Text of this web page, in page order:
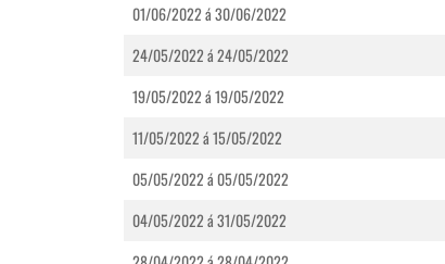
01/06/2022 á 30/06/2022
24/05/2022 á 24/05/2022
19/05/2022 á 19/05/2022
11/05/2022 á 15/05/2022
05/05/2022 á 05/05/2022
04/05/2022 á 31/05/2022